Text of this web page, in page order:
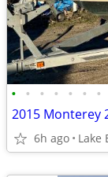
• • • • • • •
2015 Monterey
6h ago Lake